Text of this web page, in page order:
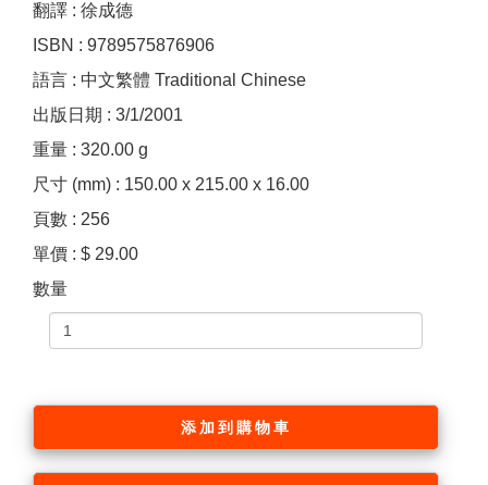
翻譯 : 徐成德
ISBN : 9789575876906
語言 : 中文繁體 Traditional Chinese
出版日期 : 3/1/2001
重量 : 320.00 g
尺寸 (mm) : 150.00 x 215.00 x 16.00
頁數 : 256
單價 : $ 29.00
數量
添加到購物車